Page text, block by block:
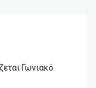
Γωνιακό